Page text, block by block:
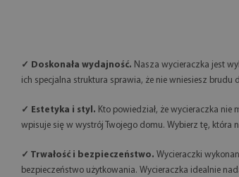
✓ Doskonała wydajność. Nasza wycieraczka jest
ich specjalna struktura sprawia, że nie wniesiesz brudu
✓ Estetyka i styl. Kto powiedział, że wycieraczka
wpisuje się w wystrój Twojego domu. Wybierz tę, która
✓ Trwałość i bezpieczeństwo. Wycieraczki
bezpieczeństwo użytkowania. Wycieraczka idealnie